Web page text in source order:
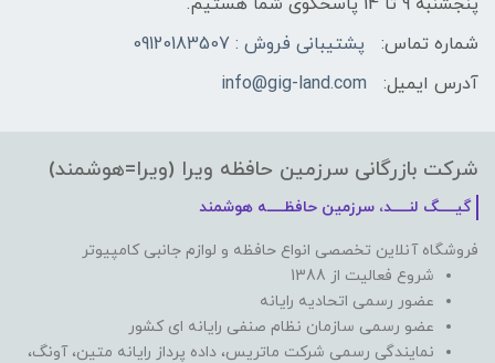
شماره تماس:
پشتیبانی فروش : 09120183507
آدرس ایمیل:
info@gig-land.com
شرکت بازرگانی سرزمین حافظه ویرا (ویرا=هوشمند)
گیـــــگ لنـــــد، سرزمین حافظـــــه هوشمند
فروشگاه آنلاین تخصصی انواع حافظه و لوازم جانبی کامپیوتر
شروع فعالیت از 1388
عضور رسمی اتحادیه رایانه
عضو رسمی سازمان نظام صنفی رایانه ای کشور
نمایندگی رسمی شرکت ماتریس، داده پرداز رایانه متین، آونگ،